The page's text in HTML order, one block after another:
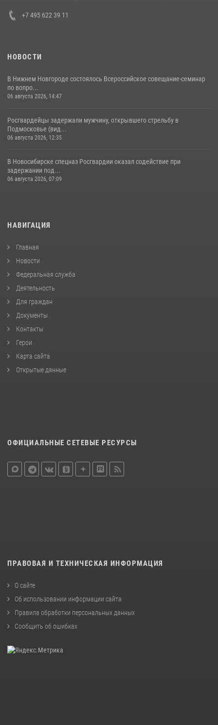
+7 495 622 39 11
НОВОСТИ
В Нижнем Новгороде состоялось Всероссийское совещание-семинар
по вопро...
06 августа 2026, 14:47
Росгвардейцы задержали мужчину, открывшего стрельбу в
Подмосковье (вид...
06 августа 2026, 12:35
В Новосибирске спецназ Росгвардии оказал содействие при
задержании под...
06 августа 2026, 07:09
НАВИГАЦИЯ
Главная
Новости
Федеральная служба
Деятельность
Для граждан
Документы
Контакты
Герои
Карта сайта
Открытые данные
ОФИЦИАЛЬНЫЕ СЕТЕВЫЕ РЕСУРСЫ
ПРАВОВАЯ И ТЕХНИЧЕСКАЯ ИНФОРМАЦИЯ
О сайте
Об использовании информации сайта
Правила обработки персональных данных
Сообщить об ошибках